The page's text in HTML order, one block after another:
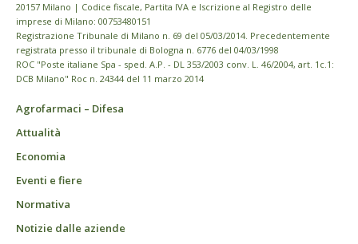
20157 Milano | Codice fiscale, Partita IVA e Iscrizione al Registro delle
imprese di Milano: 00753480151
Registrazione Tribunale di Milano n. 69 del 05/03/2014. Precedentemente
registrata presso il tribunale di Bologna n. 6776 del 04/03/1998
ROC "Poste italiane Spa - sped. A.P. - DL 353/2003 conv. L. 46/2004, art. 1c.1:
DCB Milano" Roc n. 24344 del 11 marzo 2014
Agrofarmaci – Difesa
Attualità
Economia
Eventi e fiere
Normativa
Notizie dalle aziende